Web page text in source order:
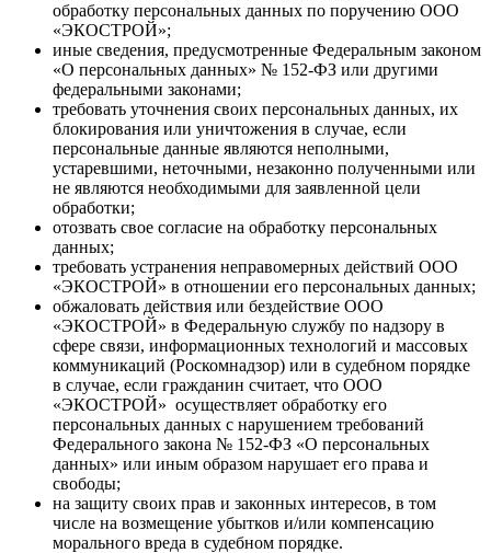
обработку персональных данных по поручению ООО
«ЭКОСТРОЙ»;
иные сведения, предусмотренные Федеральным законом
«О персональных данных» № 152-ФЗ или другими
федеральными законами;
требовать уточнения своих персональных данных, их
блокирования или уничтожения в случае, если
персональные данные являются неполными,
устаревшими, неточными, незаконно полученными или
не являются необходимыми для заявленной цели
обработки;
отозвать свое согласие на обработку персональных
данных;
требовать устранения неправомерных действий ООО
«ЭКОСТРОЙ» в отношении его персональных данных;
обжаловать действия или бездействие ООО
«ЭКОСТРОЙ» в Федеральную службу по надзору в
сфере связи, информационных технологий и массовых
коммуникаций (Роскомнадзор) или в судебном порядке
в случае, если гражданин считает, что ООО
«ЭКОСТРОЙ» осуществляет обработку его
персональных данных с нарушением требований
Федерального закона № 152-ФЗ «О персональных
данных» или иным образом нарушает его права и
свободы;
на защиту своих прав и законных интересов, в том
числе на возмещение убытков и/или компенсацию
морального вреда в судебном порядке.